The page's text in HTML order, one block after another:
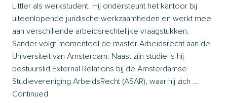
Littler als werkstudent. Hij ondersteunt het kantoor bij
uiteenlopende juridische werkzaamheden en werkt mee
aan verschillende arbeidsrechtelijke vraagstukken.
Sander volgt momenteel de master Arbeidsrecht aan de
Universiteit van Amsterdam. Naast zijn studie is hij
bestuurslid External Relations bij de Amsterdamse
Studievereniging ArbeidsRecht (ASAR), waar hij zich …
Continued